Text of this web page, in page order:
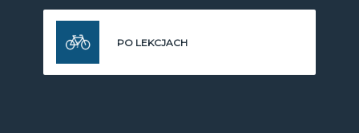
PO LEKCJACH